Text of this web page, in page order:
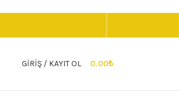
GIRIŞ / KAYIT OL 0.00₺